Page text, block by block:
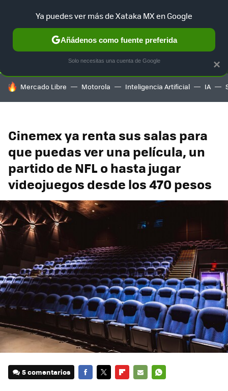
SELECCIÓN GAMING HOME AUTO TERRITORIO
HOY SE HABLA DE
Mercado Libre Motorola Inteligencia Artificial IA
Cinemex ya renta sus salas para
que puedas ver una película, un
partido de NFL o hasta jugar
videojuegos desde los 470 pesos
5 comentarios
×
Ya puedes ver más de Xataka MX en Google
Añádenos como fuente preferida
Solo necesitas una cuenta de Google